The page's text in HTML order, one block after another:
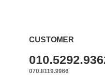
CUSTOMER
070.8119.9966